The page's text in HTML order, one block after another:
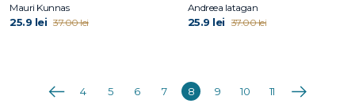
Mauri Kunnas
25.9 lei 37.00 lei
Andreea Iatagan
25.9 lei 37.00 lei
Anterioara
4 5 6 7 8 9 10 11 Următoarea